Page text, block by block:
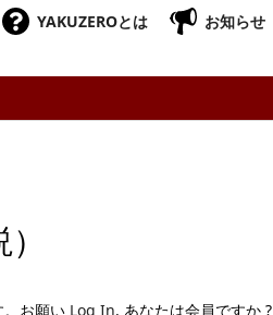
YAKUZEROとは お知らせ
お願い Log In. あなたは会員ですか ?